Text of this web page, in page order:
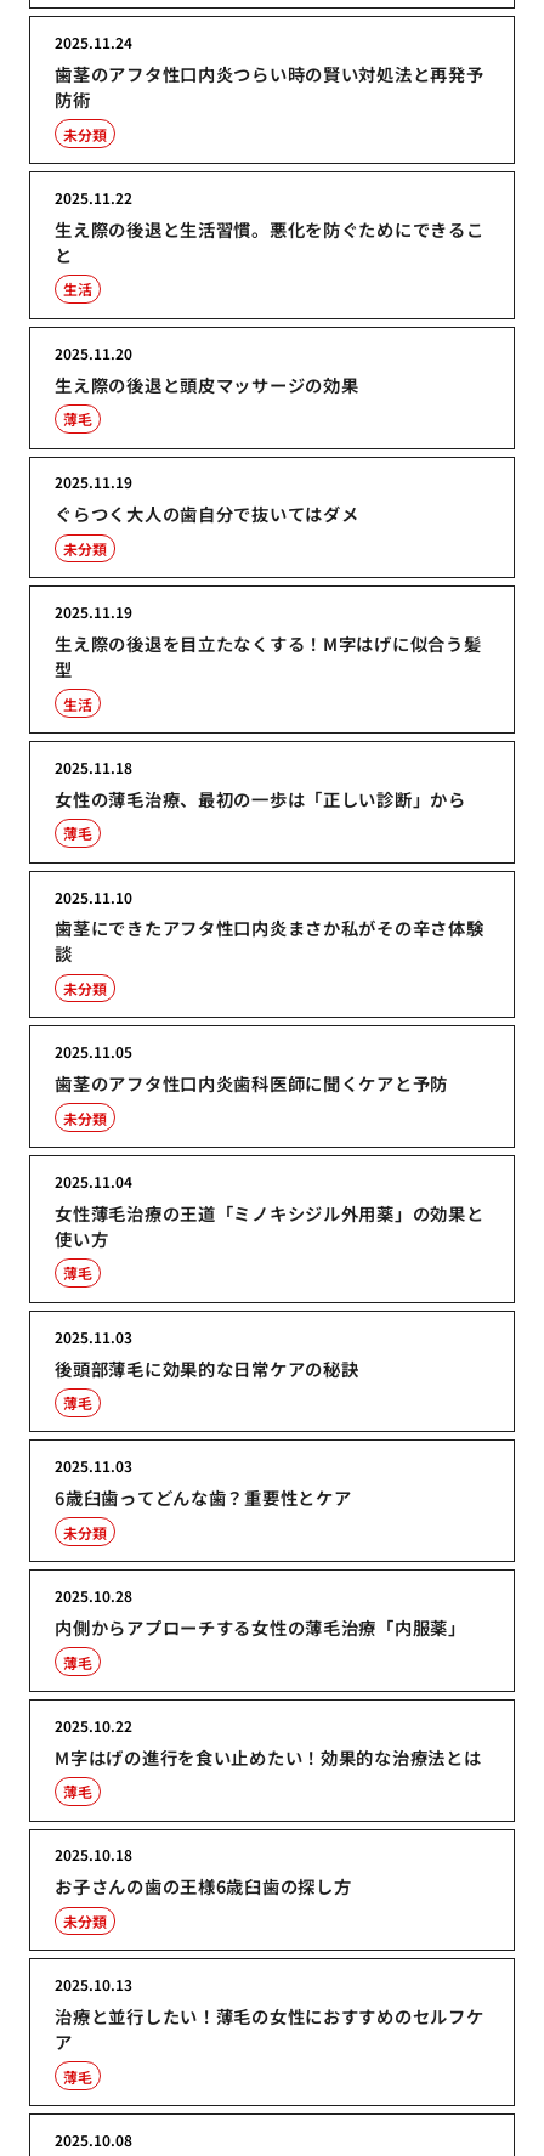
歯茎のアフタ性口内炎つらい時の賢い対処法と再発予
防術
2025.11.24
未分類
生え際の後退と生活習慣。悪化を防ぐためにできるこ
と
2025.11.22
生活
生え際の後退と頭皮マッサージの効果
2025.11.20
薄毛
ぐらつく大人の歯自分で抜いてはダメ
2025.11.19
未分類
生え際の後退を目立たなくする！M字はげに似合う髪
型
2025.11.19
生活
女性の薄毛治療、最初の一歩は「正しい診断」から
2025.11.18
薄毛
歯茎にできたアフタ性口内炎まさか私がその辛さ体験
談
2025.11.10
未分類
歯茎のアフタ性口内炎歯科医師に聞くケアと予防
2025.11.05
未分類
女性薄毛治療の王道「ミノキシジル外用薬」の効果と
使い方
2025.11.04
薄毛
後頭部薄毛に効果的な日常ケアの秘訣
2025.11.03
薄毛
6歳臼歯ってどんな歯？重要性とケア
2025.11.03
未分類
内側からアプローチする女性の薄毛治療「内服薬」
2025.10.28
薄毛
M字はげの進行を食い止めたい！効果的な治療法とは
2025.10.22
薄毛
お子さんの歯の王様6歳臼歯の探し方
2025.10.18
未分類
治療と並行したい！薄毛の女性におすすめのセルフケ
ア
2025.10.13
薄毛
2025.10.08